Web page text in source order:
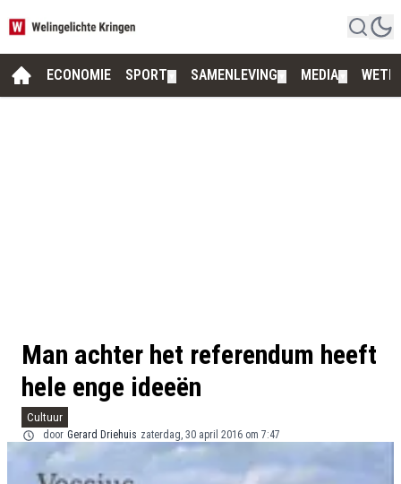
ECONOMIE SPORT SAMENLEVING MEDIA
Man achter het referendum heeft
hele enge ideeën
Cultuur
door Gerard Driehuis zaterdag, 30 april 2016 om 7:47